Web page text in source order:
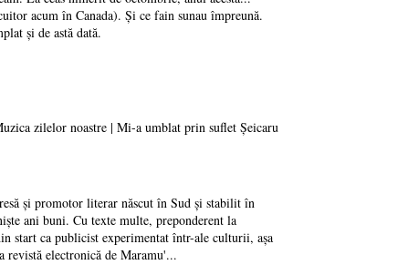
acum în Canada). Și ce fain sunau împreună.
și de astă dată.
zilelor noastre | Mi-a umblat prin suflet Șeicaru
și promotor literar născut în Sud și stabilit în
ani buni. Cu texte multe, preponderent la
start ca publicist experimentat într-ale culturii, așa
revistă electronică de Maramu'...